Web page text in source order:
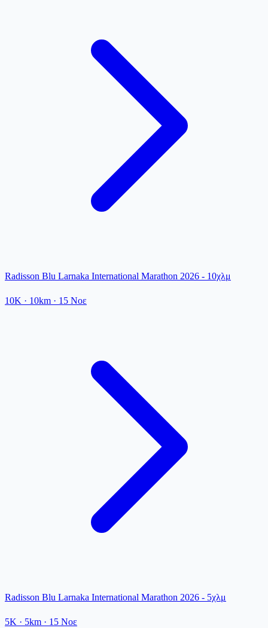
Radisson Blu Larnaka International Marathon 2026 - 10χλμ
10K · 10km · 15 Νοε
Radisson Blu Larnaka International Marathon 2026 - 5χλμ
5K · 5km · 15 Νοε